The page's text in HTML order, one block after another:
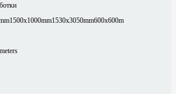
1500x1000mm1530x3050mm600x600m